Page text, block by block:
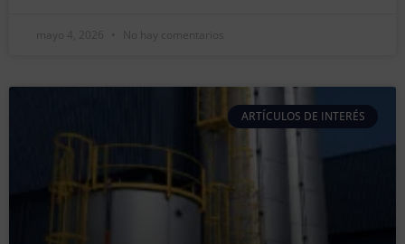
mayo 4, 2026 No hay comentarios
ARTÍCULOS DE INTERÉS